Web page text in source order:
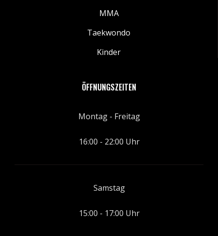
MMA
Taekwondo
Kinder
ÖFFNUNGSZEITEN
Montag - Freitag
16:00 - 22:00 Uhr
Samstag
15:00 - 17:00 Uhr